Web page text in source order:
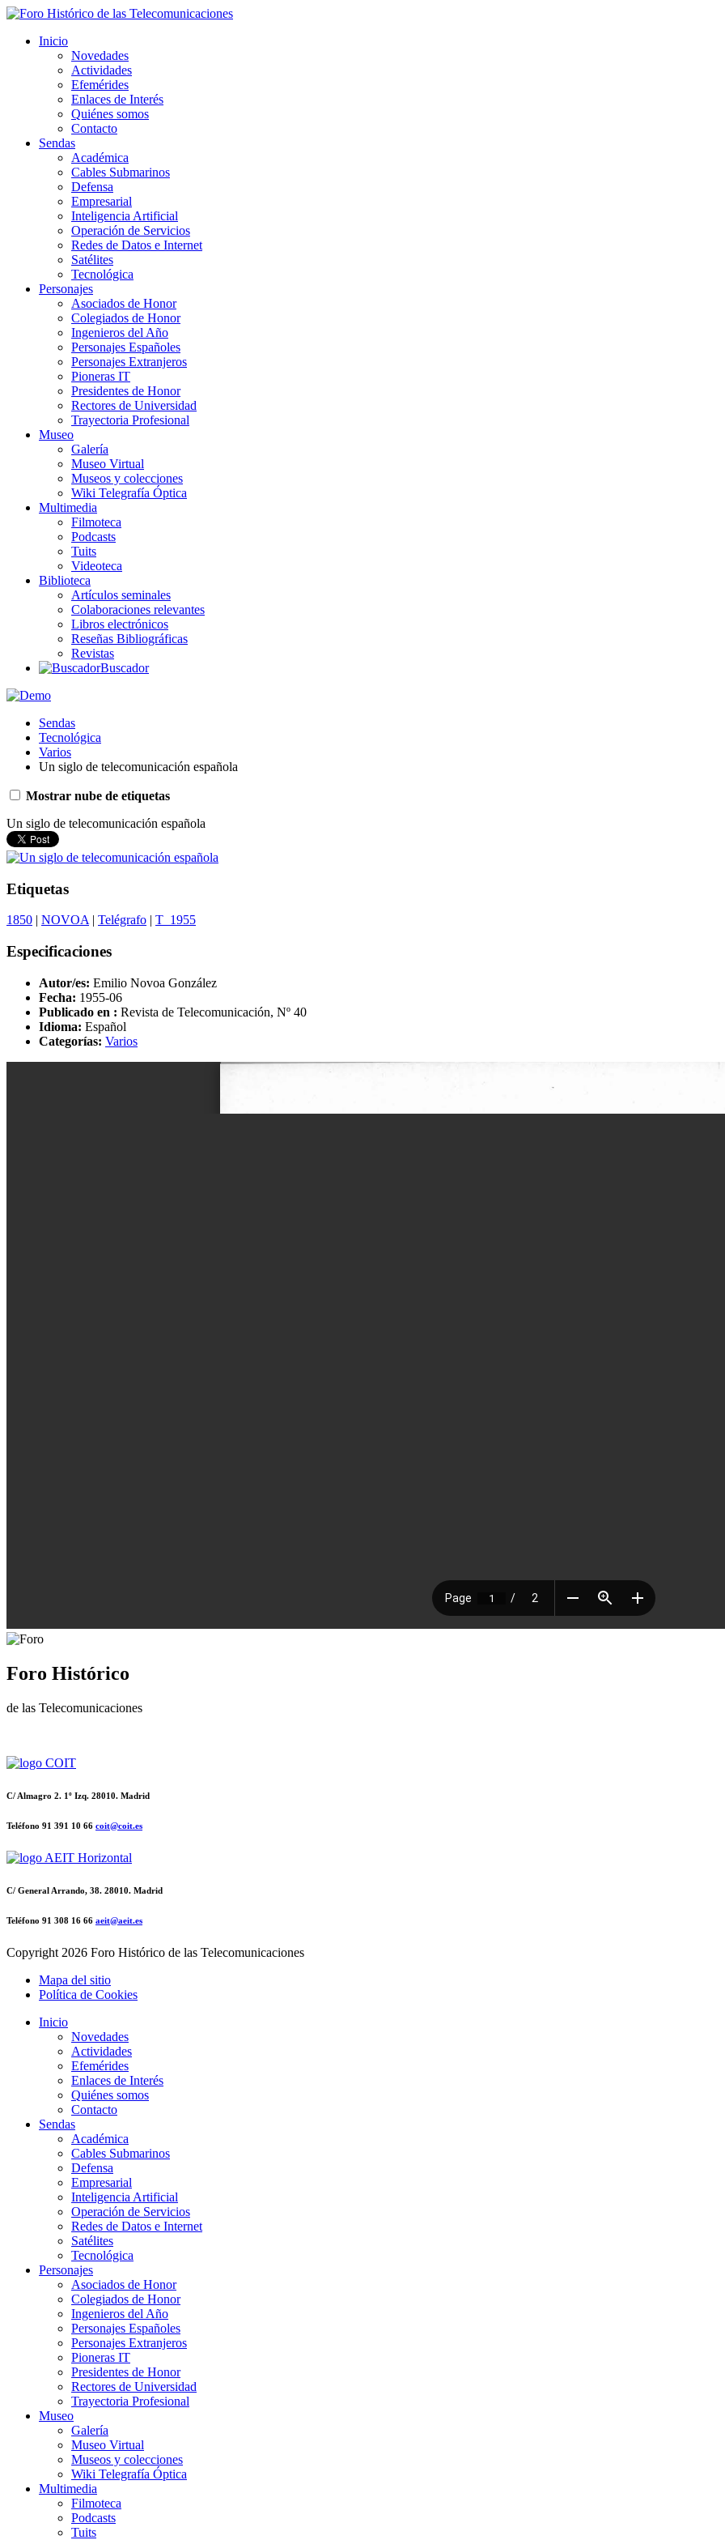
Inicio
Novedades
Actividades
Efemérides
Enlaces de Interés
Quiénes somos
Contacto
Sendas
Académica
Cables Submarinos
Defensa
Empresarial
Inteligencia Artificial
Operación de Servicios
Redes de Datos e Internet
Satélites
Tecnológica
Personajes
Asociados de Honor
Colegiados de Honor
Ingenieros del Año
Personajes Españoles
Personajes Extranjeros
Pioneras IT
Presidentes de Honor
Rectores de Universidad
Trayectoria Profesional
Museo
Galería
Museo Virtual
Museos y colecciones
Wiki Telegrafía Óptica
Multimedia
Filmoteca
Podcasts
Tuits
Videoteca
Biblioteca
Artículos seminales
Colaboraciones relevantes
Libros electrónicos
Reseñas Bibliográficas
Revistas
Buscador
Sendas
Tecnológica
Varios
Un siglo de telecomunicación española
Mostrar nube de etiquetas
Un siglo de telecomunicación española
Etiquetas
1850 | NOVOA| Telégrafo | T_1955
Especificaciones
Autor/es: Emilio Novoa González
Fecha: 1955-06
Publicado en : Revista de Telecomunicación, Nº 40
Idioma: Español
Categorías: Varios
Foro Histórico
de las Telecomunicaciones
C/ Almagro 2. 1º Izq. 28010. Madrid
Teléfono 91 391 10 66 coit@coit.es
C/ General Arrando, 38. 28010. Madrid
Teléfono 91 308 16 66 aeit@aeit.es
Copyright 2026 Foro Histórico de las Telecomunicaciones
Mapa del sitio
Política de Cookies
Inicio
Novedades
Actividades
Efemérides
Enlaces de Interés
Quiénes somos
Contacto
Sendas
Académica
Cables Submarinos
Defensa
Empresarial
Inteligencia Artificial
Operación de Servicios
Redes de Datos e Internet
Satélites
Tecnológica
Personajes
Asociados de Honor
Colegiados de Honor
Ingenieros del Año
Personajes Españoles
Personajes Extranjeros
Pioneras IT
Presidentes de Honor
Rectores de Universidad
Trayectoria Profesional
Museo
Galería
Museo Virtual
Museos y colecciones
Wiki Telegrafía Óptica
Multimedia
Filmoteca
Podcasts
Tuits